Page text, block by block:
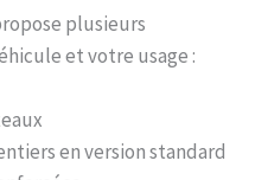
plusieurs
et votre usage :
en version standard